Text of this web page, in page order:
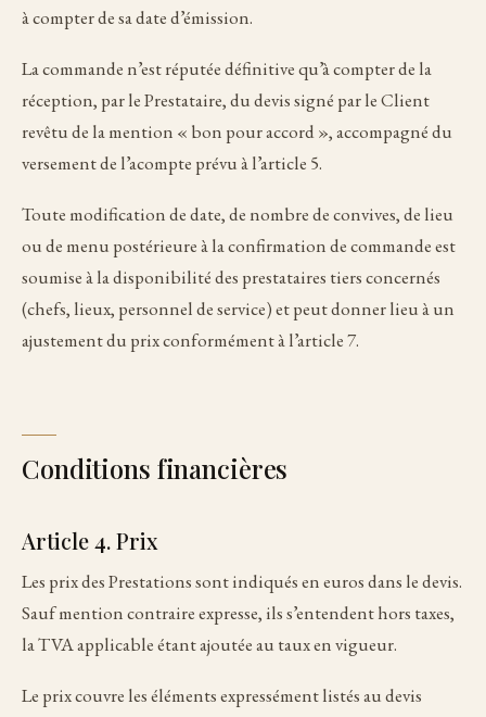
à compter de sa date d’émission.
La commande n’est réputée définitive qu’à compter de la
réception, par le Prestataire, du devis signé par le Client
revêtu de la mention « bon pour accord », accompagné du
versement de l’acompte prévu à l’article 5.
Toute modification de date, de nombre de convives, de lieu
ou de menu postérieure à la confirmation de commande est
soumise à la disponibilité des prestataires tiers concernés
(chefs, lieux, personnel de service) et peut donner lieu à un
ajustement du prix conformément à l’article 7.
Conditions financières
Article 4. Prix
Les prix des Prestations sont indiqués en euros dans le devis.
Sauf mention contraire expresse, ils s’entendent hors taxes,
la TVA applicable étant ajoutée au taux en vigueur.
Le prix couvre les éléments expressément listés au devis